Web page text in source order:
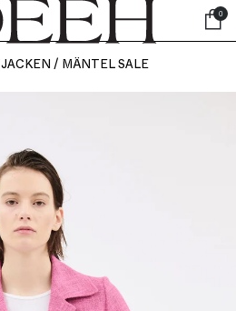
0
JACKEN / MÄNTEL SALE